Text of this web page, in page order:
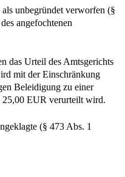
unbegründet verworfen (§
angefochtenen
das Urteil des Amtsgerichts
mit der Einschränkung
Beleidigung zu einer
25,00 EUR verurteilt wird.
(§ 473 Abs. 1